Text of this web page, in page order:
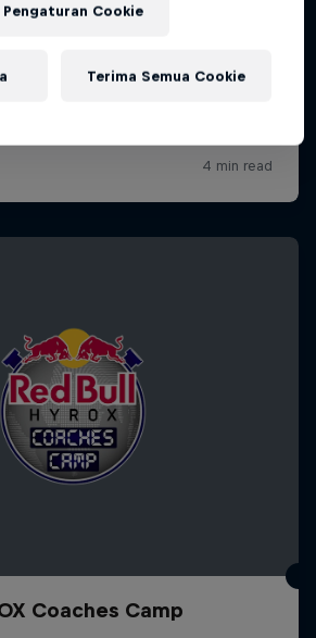
Coaches Camp
Pengaturan Cookie
Terima Semua Cookie